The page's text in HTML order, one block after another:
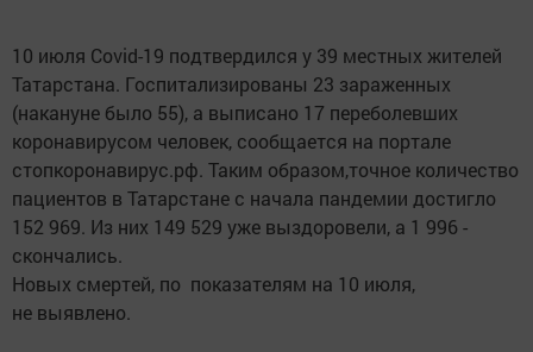
10 июля Covid-19 подтвердился у 39 местных жителей
Татарстана. Госпитализированы 23 зараженных
(накануне было 55), а выписано 17 переболевших
коронавирусом человек, сообщается на портале
стопкоронавирус.рф. Таким образом,точное количество
пациентов в Татарстане с начала пандемии достигло
152 969. Из них 149 529 уже выздоровели, а 1 996 -
скончались.
Новых смертей, по показателям на 10 июля,
не выявлено.